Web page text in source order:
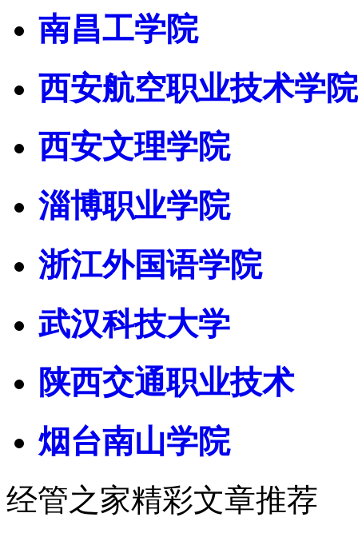
南昌工学院
西安航空职业技术学院
西安文理学院
淄博职业学院
浙江外国语学院
武汉科技大学
陕西交通职业技术
烟台南山学院
经管之家精彩文章推荐